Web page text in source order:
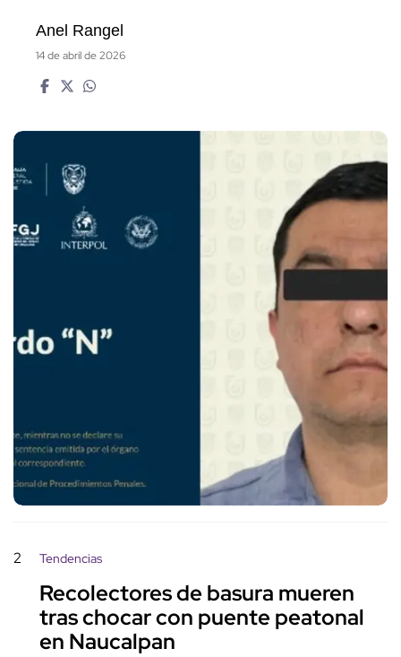
Anel Rangel
14 de abril de 2026
2 Tendencias
Recolectores de basura mueren
tras chocar con puente peatonal
en Naucalpan